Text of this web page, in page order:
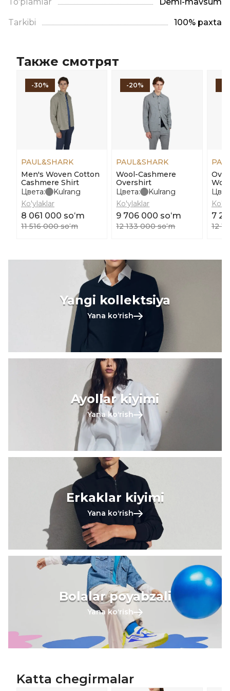
Tarkibi 100% paxta
Также смотрят
-30%
PAUL&SHARK
Men's Woven Cotton
Cashmere Shirt
Цвета:
Kulrang
Ko'ylaklar
8 061 000 soʻm
11 516 000 soʻm
-20%
PAUL&SHARK
Wool-Cashmere
Overshirt
Цвета:
Kulrang
Ko'ylaklar
9 706 000 soʻm
12 133 000 soʻm
7
12
Yangi kollektsiya
Yana koʻrish
Ayollar kiyimi
Yana koʻrish
Erkaklar kiyimi
Yana koʻrish
Bolalar poyabzali
Yana koʻrish
Katta chegirmalar